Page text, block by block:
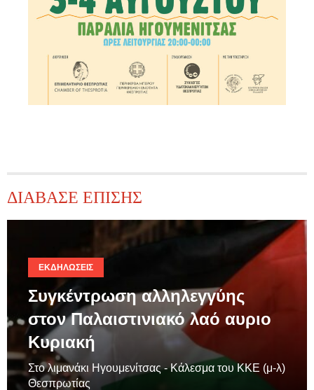
ΔΙΑΒΑΣΕ ΕΠΙΣΗΣ
ΕΚΔΗΛΏΣΕΙΣ
Συγκέντρωση αλληλεγγύης
στον Παλαιστινιακό λαό αυριο
Κυριακή
Στο λιμανάκι Ηγουμενίτσας - Κάλεσμα του ΚΚΕ (μ-λ)
Θεσπρωτίας